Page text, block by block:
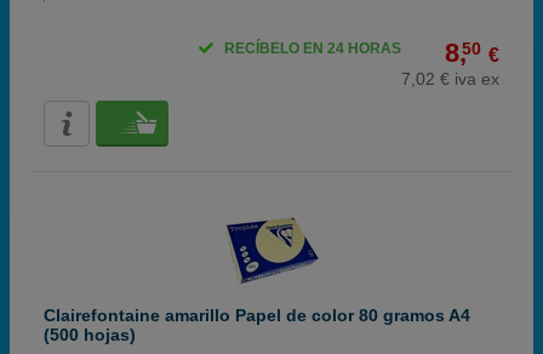
8,50 €
7,02 € iva ex
RECÍBELO EN 24 HORAS
Clairefontaine amarillo Papel de color 80 gramos A4
(500 hojas)